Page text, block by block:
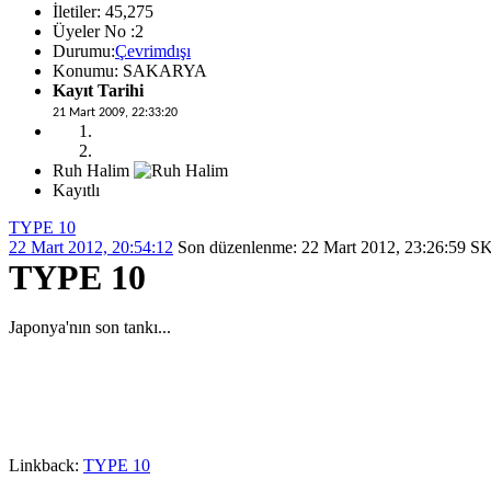
İletiler: 45,275
Üyeler No :2
Durumu:Çevrimdışı
Konumu: SAKARYA
Kayıt Tarihi
21 Mart 2009, 22:33:20
Ruh Halim
Kayıtlı
TYPE 10
22 Mart 2012, 20:54:12 Son düzenlenme: 22 Mart 2012, 23:26:59
TYPE 10
Japonya'nın son tankı...
Linkback: TYPE 10